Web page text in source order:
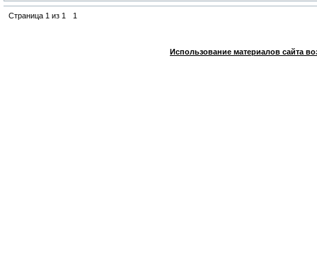
Страница 1 из 1 1
Использование материалов сайта